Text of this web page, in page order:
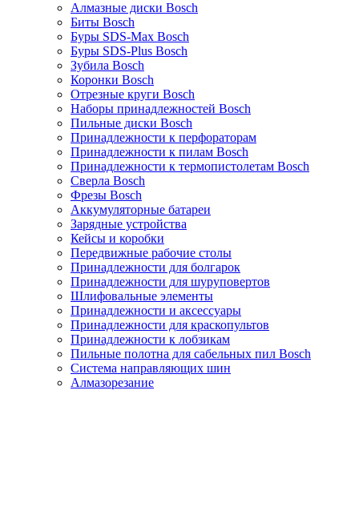
Алмазные диски Bosch
Биты Bosch
Буры SDS-Max Bosch
Буры SDS-Plus Bosch
Зубила Bosch
Коронки Bosch
Отрезные круги Bosch
Наборы принадлежностей Bosch
Пильные диски Bosch
Принадлежности к перфораторам
Принадлежности к пилам Bosch
Принадлежности к термопистолетам Bosch
Сверла Bosch
Фрезы Bosch
Аккумуляторные батареи
Зарядные устройства
Кейсы и коробки
Передвижные рабочие столы
Принадлежности для болгарок
Принадлежности для шуруповертов
Шлифовальные элементы
Принадлежности и аксессуары
Принадлежности для краскопультов
Принадлежности к лобзикам
Пильные полотна для сабельных пил Bosch
Система направляющих шин
Алмазорезание